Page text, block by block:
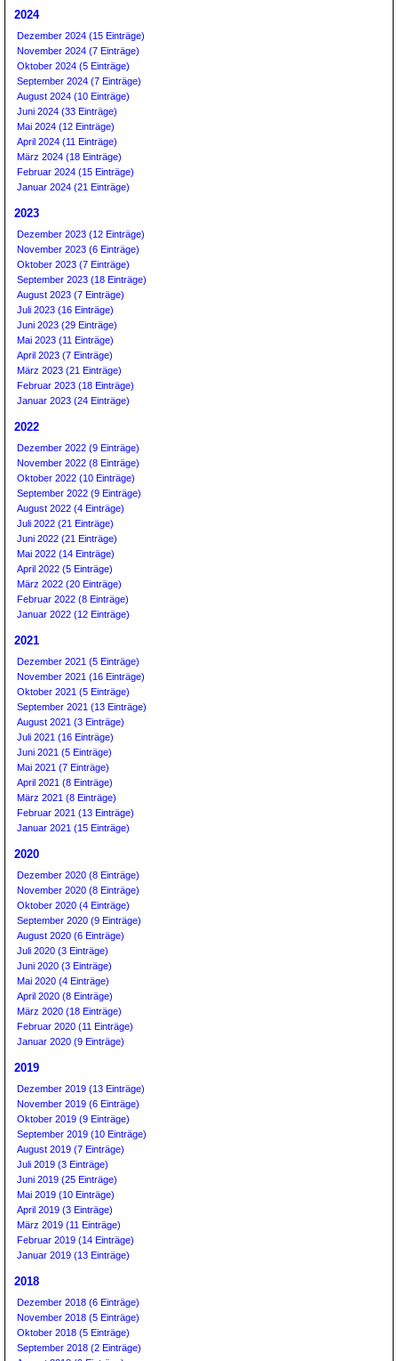
2024
Dezember 2024 (15 Einträge)
November 2024 (7 Einträge)
Oktober 2024 (5 Einträge)
September 2024 (7 Einträge)
August 2024 (10 Einträge)
Juni 2024 (33 Einträge)
Mai 2024 (12 Einträge)
April 2024 (11 Einträge)
März 2024 (18 Einträge)
Februar 2024 (15 Einträge)
Januar 2024 (21 Einträge)
2023
Dezember 2023 (12 Einträge)
November 2023 (6 Einträge)
Oktober 2023 (7 Einträge)
September 2023 (18 Einträge)
August 2023 (7 Einträge)
Juli 2023 (16 Einträge)
Juni 2023 (29 Einträge)
Mai 2023 (11 Einträge)
April 2023 (7 Einträge)
März 2023 (21 Einträge)
Februar 2023 (18 Einträge)
Januar 2023 (24 Einträge)
2022
Dezember 2022 (9 Einträge)
November 2022 (8 Einträge)
Oktober 2022 (10 Einträge)
September 2022 (9 Einträge)
August 2022 (4 Einträge)
Juli 2022 (21 Einträge)
Juni 2022 (21 Einträge)
Mai 2022 (14 Einträge)
April 2022 (5 Einträge)
März 2022 (20 Einträge)
Februar 2022 (8 Einträge)
Januar 2022 (12 Einträge)
2021
Dezember 2021 (5 Einträge)
November 2021 (16 Einträge)
Oktober 2021 (5 Einträge)
September 2021 (13 Einträge)
August 2021 (3 Einträge)
Juli 2021 (16 Einträge)
Juni 2021 (5 Einträge)
Mai 2021 (7 Einträge)
April 2021 (8 Einträge)
März 2021 (8 Einträge)
Februar 2021 (13 Einträge)
Januar 2021 (15 Einträge)
2020
Dezember 2020 (8 Einträge)
November 2020 (8 Einträge)
Oktober 2020 (4 Einträge)
September 2020 (9 Einträge)
August 2020 (6 Einträge)
Juli 2020 (3 Einträge)
Juni 2020 (3 Einträge)
Mai 2020 (4 Einträge)
April 2020 (8 Einträge)
März 2020 (18 Einträge)
Februar 2020 (11 Einträge)
Januar 2020 (9 Einträge)
2019
Dezember 2019 (13 Einträge)
November 2019 (6 Einträge)
Oktober 2019 (9 Einträge)
September 2019 (10 Einträge)
August 2019 (7 Einträge)
Juli 2019 (3 Einträge)
Juni 2019 (25 Einträge)
Mai 2019 (10 Einträge)
April 2019 (3 Einträge)
März 2019 (11 Einträge)
Februar 2019 (14 Einträge)
Januar 2019 (13 Einträge)
2018
Dezember 2018 (6 Einträge)
November 2018 (5 Einträge)
Oktober 2018 (5 Einträge)
September 2018 (2 Einträge)